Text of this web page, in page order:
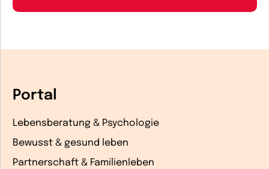
Portal
Lebensberatung & Psychologie
Bewusst & gesund leben
Partnerschaft & Familienleben